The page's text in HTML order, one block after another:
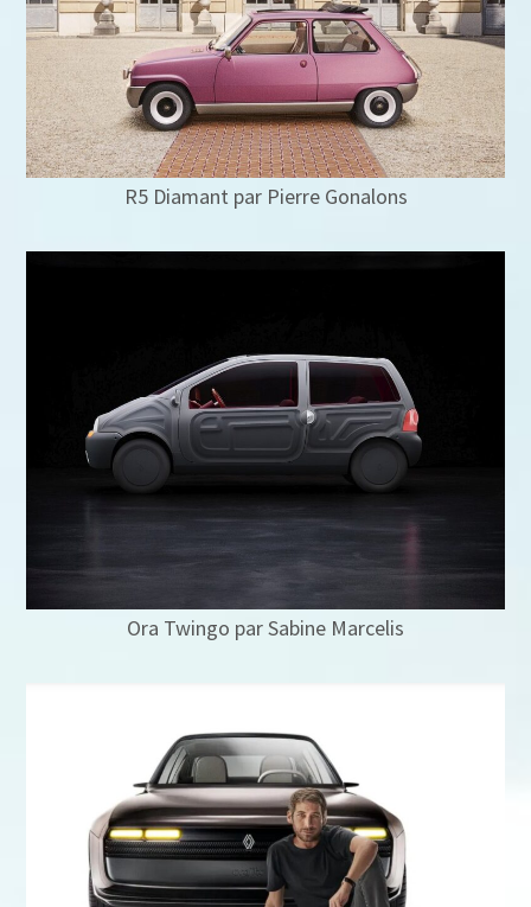
R5 Diamant par Pierre Gonalons
Ora Twingo par Sabine Marcelis